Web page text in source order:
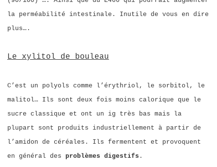
la perméabilité intestinale. Inutile de vous en dire
plus….
Le xylitol de bouleau
C’est un polyols comme l’érythriol, le sorbitol, le
malitol… Ils sont deux fois moins calorique que le
sucre classique et ont un ig très bas mais la
plupart sont produits industriellement à partir de
l’amidon de céréales. Ils fermentent et provoquent
en général des problèmes digestifs .